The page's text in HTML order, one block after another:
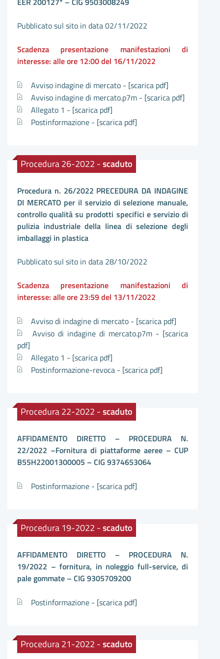
Pubblicato sul sito in data 02/11/2022
Scadenza presentazione manifestazioni di
interesse: alle ore 12:00 del 16/11/2022
Avviso indagine di mercato - [scarica pdf]
Avviso indagine di mercato.p7m - [scarica pdf]
Allegato 1 - [scarica pdf]
Postinformazione - [scarica pdf]
Procedura 26-2022 -scaduto
Procedura n. 26/2022 PRECEDURA DA INDAGINE
DI MERCATO per il servizio di selezione manuale,
controllo qualità su prodotti specifici e servizio di
pulizia industriale della linea di selezione degli
imballaggi in plastica
Pubblicato sul sito in data 28/10/2022
Scadenza presentazione manifestazioni di
interesse: alle ore 23:59 del 13/11/2022
Avviso di indagine di mercato - [scarica pdf]
Avviso di indagine di mercato.p7m - [scarica
pdf]
Allegato 1 - [scarica pdf]
Postinformazione-revoca - [scarica pdf]
Procedura 22-2022 -scaduto
AFFIDAMENTO DIRETTO – PROCEDURA N.
22/2022 –Fornitura di piattaforme aeree – CUP
B55H22001300005 – CIG 9374653064
Postinformazione - [scarica pdf]
Procedura 19-2022 -scaduto
AFFIDAMENTO DIRETTO – PROCEDURA N.
19/2022 – fornitura, in noleggio full-service, di
pale gommate – CIG 9305709200
Postinformazione - [scarica pdf]
Procedura 21-2022 -scaduto